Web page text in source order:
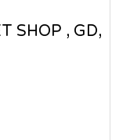
SHOP , GD,